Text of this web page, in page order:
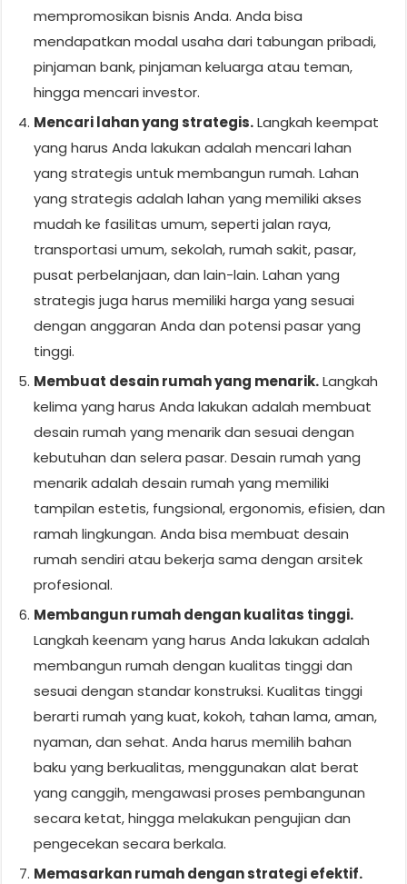
mempromosikan bisnis Anda. Anda bisa
mendapatkan modal usaha dari tabungan pribadi,
pinjaman bank, pinjaman keluarga atau teman,
hingga mencari investor.
Mencari lahan yang strategis.Langkah keempat
yang harus Anda lakukan adalah mencari lahan
yang strategis untuk membangun rumah. Lahan
yang strategis adalah lahan yang memiliki akses
mudah ke fasilitas umum, seperti jalan raya,
transportasi umum, sekolah, rumah sakit, pasar,
pusat perbelanjaan, dan lain-lain. Lahan yang
strategis juga harus memiliki harga yang sesuai
dengan anggaran Anda dan potensi pasar yang
tinggi.
Membuat desain rumah yang menarik.Langkah
kelima yang harus Anda lakukan adalah membuat
desain rumah yang menarik dan sesuai dengan
kebutuhan dan selera pasar. Desain rumah yang
menarik adalah desain rumah yang memiliki
tampilan estetis, fungsional, ergonomis, efisien, dan
ramah lingkungan. Anda bisa membuat desain
rumah sendiri atau bekerja sama dengan arsitek
profesional.
Membangun rumah dengan kualitas tinggi.
Langkah keenam yang harus Anda lakukan adalah
membangun rumah dengan kualitas tinggi dan
sesuai dengan standar konstruksi. Kualitas tinggi
berarti rumah yang kuat, kokoh, tahan lama, aman,
nyaman, dan sehat. Anda harus memilih bahan
baku yang berkualitas, menggunakan alat berat
yang canggih, mengawasi proses pembangunan
secara ketat, hingga melakukan pengujian dan
pengecekan secara berkala.
Memasarkan rumah dengan strategi efektif.